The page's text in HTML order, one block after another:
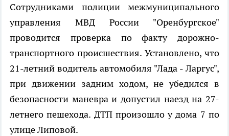
Сотрудниками полиции межмуниципального
управления МВД России "Оренбургское"
проводится проверка по факту дорожно-
транспортного происшествия. Установлено, что
21-летний водитель автомобиля "Лада - Ларгус",
при движении задним ходом, не убедился в
безопасности маневра и допустил наезд на 27-
летнего пешехода. ДТП произошло у дома 7 по
улице Липовой.